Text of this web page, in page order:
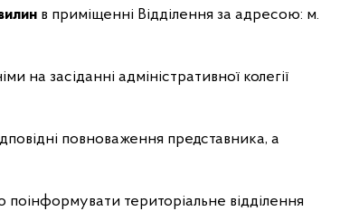
в приміщенні Відділення за адресою: м.
на засіданні адміністративної колегії
повноваження представника, а
поінформувати територіальне відділення